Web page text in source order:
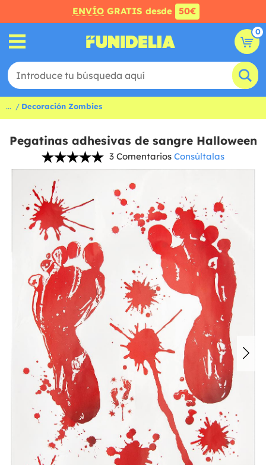
ENVÍO GRATIS desde 50€
0
... Decoración Zombies
Pegatinas adhesivas de sangre Halloween
3 Comentarios Consúltalas